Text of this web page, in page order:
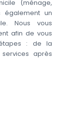
(ménage,
également un
Nous vous
afin de vous
: de la
après